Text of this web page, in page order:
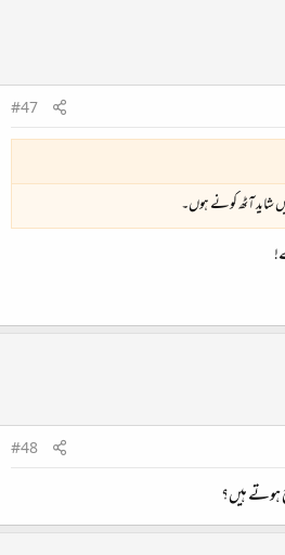
#47
شاید آٹھ کونے ہوں۔
#48
ہوتے ہیں؟